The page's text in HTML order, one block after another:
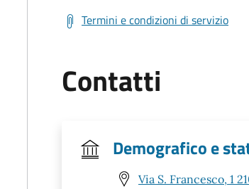
Termini e condizioni di servizio
Contatti
Demografico e
Via S. Francesco, 1